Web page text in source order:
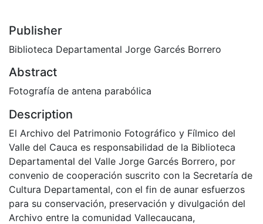
Publisher
Biblioteca Departamental Jorge Garcés Borrero
Abstract
Fotografía de antena parabólica
Description
El Archivo del Patrimonio Fotográfico y Fílmico del
Valle del Cauca es responsabilidad de la Biblioteca
Departamental del Valle Jorge Garcés Borrero, por
convenio de cooperación suscrito con la Secretaría de
Cultura Departamental, con el fin de aunar esfuerzos
para su conservación, preservación y divulgación del
Archivo entre la comunidad Vallecaucana,